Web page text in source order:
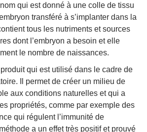
qui est donné à une colle de tissu
transféré à s’implanter dans la
tous les nutriments et sources
dont l’embryon a besoin et elle
le nombre de naissances.
qui est utilisé dans le cadre de
Il permet de créer un milieu de
aux conditions naturelles et qui a
propriétés, comme par exemple des
qui régulent l’immunité de
a un effet très positif et prouvé